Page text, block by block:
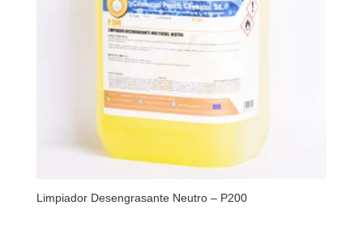
Limpiador Desengrasante Neutro – P200